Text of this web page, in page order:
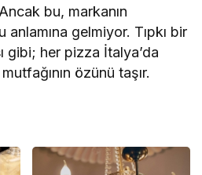
bu, markanın
gelmiyor. Tıpkı bir
gibi; her pizza İtalya’da
özünü taşır.